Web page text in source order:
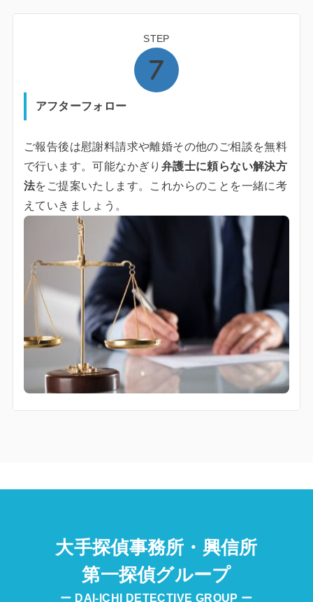
STEP
アフターフォロー
ご報告後は慰謝料請求や離婚その他のご相談を無料
で行います。可能なかぎり 弁護士に頼らない解決方
法をご提案いたします。これからのことを一緒に考
えていきましょう。
大手探偵事務所・興信所
第一探偵グループ
ー DAI-ICHI DETECTIVE GROUP ー